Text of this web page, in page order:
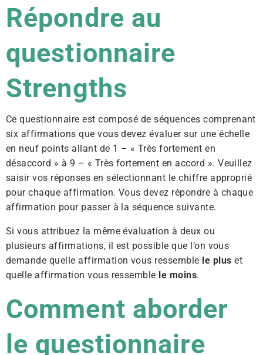
Répondre au
questionnaire
Strengths
Ce questionnaire est composé de séquences comprenant
six affirmations que vous devez évaluer sur une échelle
en neuf points allant de 1 – « Très fortement en
désaccord » à 9 – « Très fortement en accord ». Veuillez
saisir vos réponses en sélectionnant le chiffre approprié
pour chaque affirmation. Vous devez répondre à chaque
affirmation pour passer à la séquence suivante.
Si vous attribuez la même évaluation à deux ou
plusieurs affirmations, il est possible que l’on vous
demande quelle affirmation vous ressemble le plus et
quelle affirmation vous ressemble le moins.
Comment aborder
le questionnaire